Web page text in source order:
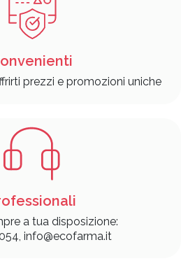
prezzi e promozioni uniche
a tua disposizione:
info@ecofarma.it